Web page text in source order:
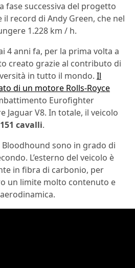
fase successiva del progetto
record di Andy Green, che nel
1.228 km / h.
4 anni fa, per la prima volta a
creato grazie al contributo di
in tutto il mondo. Il
di un motore Rolls-Royce
Eurofighter
Jaguar V8. In totale, il veicolo
cavalli.
sono in grado di
L’esterno del veicolo è
in fibra di carbonio, per
un limite molto contenuto e